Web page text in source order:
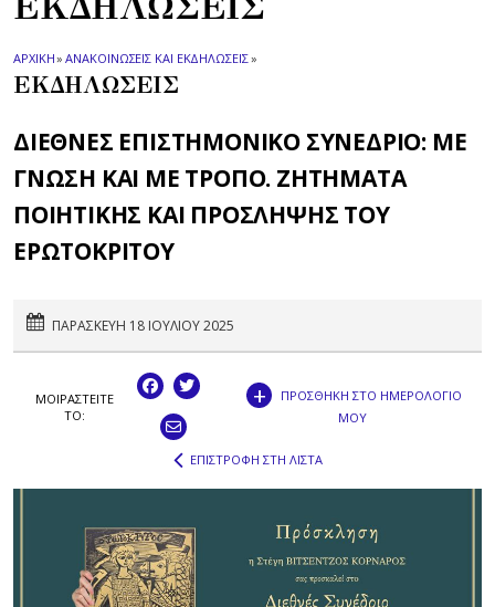
ΑΡΧΙΚΗ» ΑΝΑΚΟΙΝΩΣΕΙΣ ΚΑΙ ΕΚΔΗΛΩΣΕΙΣ»
ΕΚΔΗΛΩΣΕΙΣ
ΔΙΕΘΝΕΣ ΕΠΙΣΤΗΜΟΝΙΚΟ ΣΥΝΕΔΡΙΟ: ΜΕ
ΓΝΩΣΗ ΚΑΙ ΜΕ ΤΡΟΠΟ. ΖΗΤΗΜΑΤΑ
ΠΟΙΗΤΙΚΗΣ ΚΑΙ ΠΡΟΣΛΗΨΗΣ ΤΟΥ
ΕΡΩΤΟΚΡΙΤΟΥ
ΠΑΡΑΣΚΕΥΗ 18 ΙΟΥΛΙΟΥ 2025
ΜΟΙΡΑΣΤEIΤΕ
ΤΟ:
+
ΠΡΟΣΘΗΚΗ ΣΤΟ ΗΜΕΡΟΛΟΓΙΟ
ΜΟΥ
ΕΠΙΣΤΡΟΦΗ ΣΤΗ ΛΙΣΤΑ